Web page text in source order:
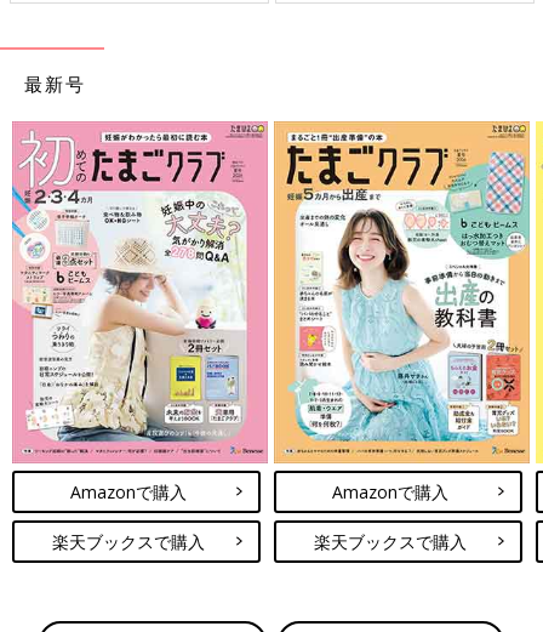
最新号
Amazonで購入
楽天ブックスで購入
Amazonで購入
楽天ブックスで購入